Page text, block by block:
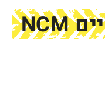
אופניים חשמליים NCM